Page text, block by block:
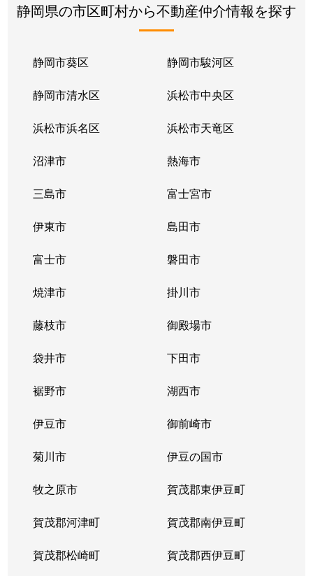
静岡県の市区町村から不動産仲介情報を探す
静岡市葵区 静岡市駿河区
静岡市清水区 浜松市中央区
浜松市浜名区 浜松市天竜区
沼津市 熱海市
三島市 富士宮市
伊東市 島田市
富士市 磐田市
焼津市 掛川市
藤枝市 御殿場市
袋井市 下田市
裾野市 湖西市
伊豆市 御前崎市
菊川市 伊豆の国市
牧之原市 賀茂郡東伊豆町
賀茂郡河津町 賀茂郡南伊豆町
賀茂郡松崎町 賀茂郡西伊豆町